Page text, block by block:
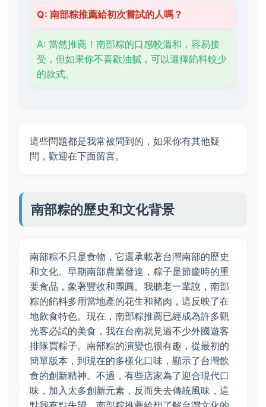
Q: 南部粽推薦給初次嘗試的人嗎？
A: 當然推薦！南部粽的口感較溫和，容易接
受，但如果你不喜歡油膩，可以選擇餡料較少
的款式。
這些問題都是我常被問到的，如果你有其他疑
問，歡迎在下面留言。
南部粽的歷史和文化背景
南部粽不只是食物，它還承載著台灣南部的歷史
和文化。早期南部農業發達，粽子是節慶時的重
要食品，象著豐收和團圓。我聽老一輩說，南部
粽的餡料多用當地產的花生和豬肉，這反映了在
地飲食特色。現在，南部粽推薦已經成為許多觀
光客必試的美食，我在台南就見過不少外國遊客
排隊買粽子。南部粽的演變也很有趣，從最初的
簡單版本，到現在的多樣化口味，顯示了台灣飲
食的創新精神。不過，有些店家為了迎合現代口
味，加入太多創新元素，反而失去傳統風味，這